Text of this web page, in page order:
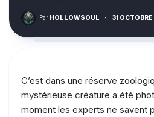
Par HOLLOWSOUL · 31
C’est dans une réserve
mystérieuse créature a été
moment les experts ne savent